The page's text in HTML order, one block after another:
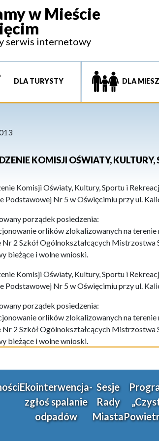
w Mieście
serwis internetowy
DLA TURYSTY DLA
KOMISJI OŚWIATY,
Komisji Oświaty, Kultury, Sportu i
Podstawowej Nr 5 w Oświęcimiu przy ul.
porządek posiedzenia:
orlików zlokalizowanych na
Nr 2 Szkół Ogólnokształcących
bieżące i wolne wnioski.
Komisji Oświaty, Kultury, Sportu i
Podstawowej Nr 5 w Oświęcimiu przy ul.
porządek posiedzenia:
orlików zlokalizowanych na
Nr 2 Szkół Ogólnokształcących
bieżące i wolne wnioski.
Ekointerwencja-
zgłoś spalanie
odpadów
Sesje
Rady
Miasta